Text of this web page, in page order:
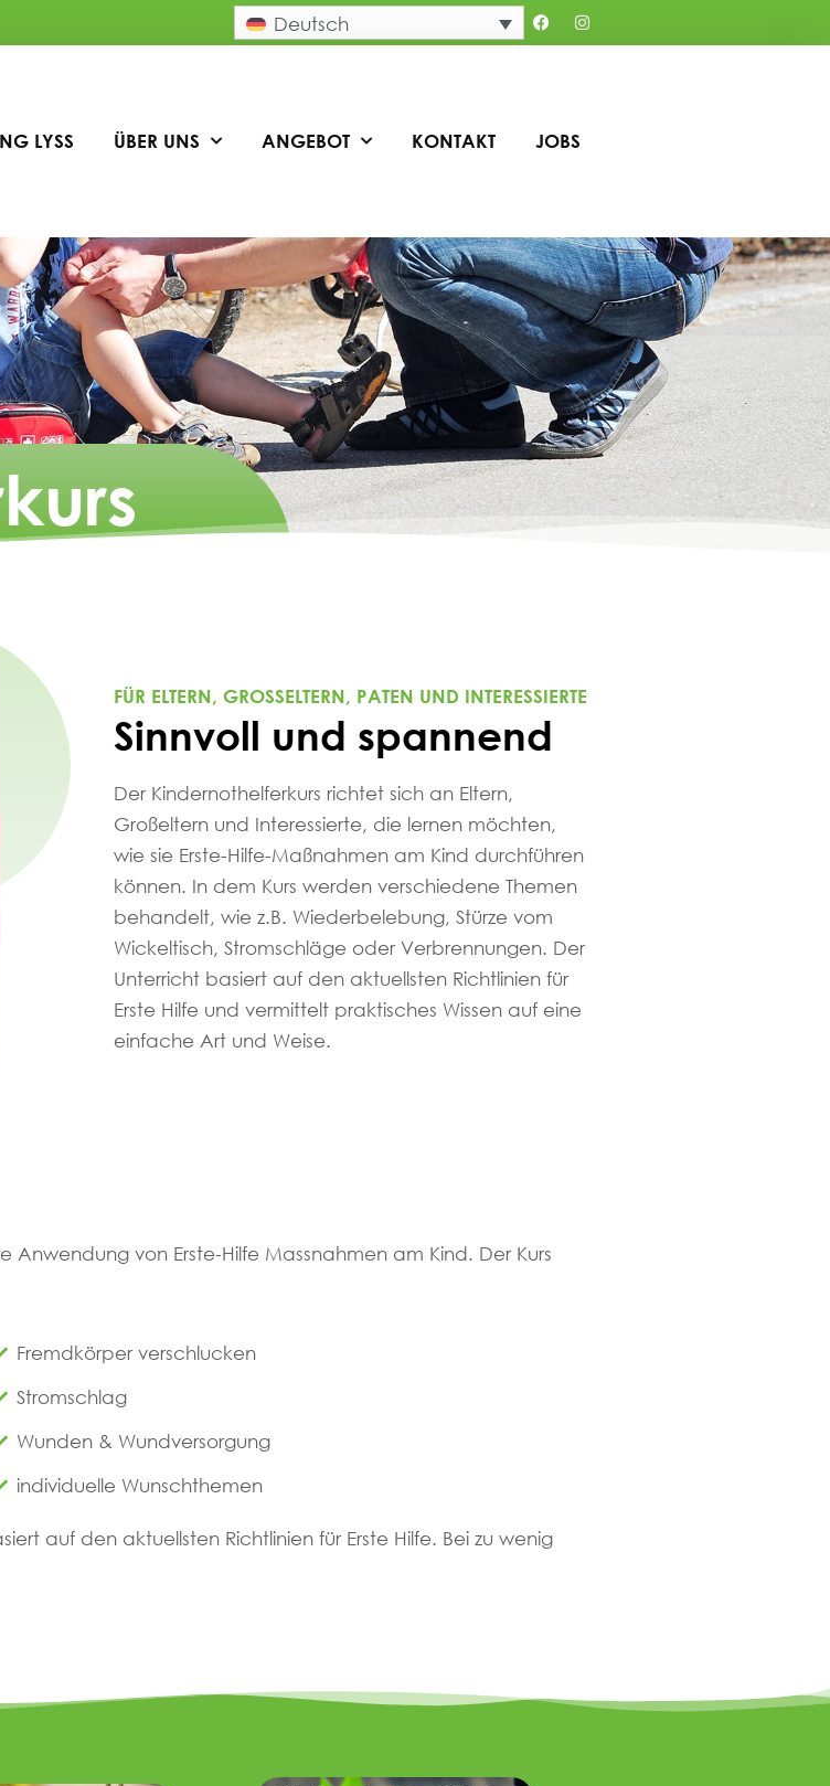
Deutsch
LYSS ÜBER UNS ANGEBOT KONTAKT JOBS
FÜR ELTERN, GROSSELTERN, PATEN UND INTERESSIERTE
Sinnvoll und spannend
Der Kindernothelferkurs richtet sich an Eltern,
Großeltern und Interessierte, die lernen möchten,
wie sie Erste-Hilfe-Maßnahmen am Kind durchführen
können. In dem Kurs werden verschiedene Themen
behandelt, wie z.B. Wiederbelebung, Stürze vom
Wickeltisch, Stromschläge oder Verbrennungen. Der
Unterricht basiert auf den aktuellsten Richtlinien für
Erste Hilfe und vermittelt praktisches Wissen auf eine
einfache Art und Weise.
von Erste-Hilfe Massnahmen am Kind. Der Kurs
Fremdkörper verschlucken
Stromschlag
Wunden & Wundversorgung
individuelle Wunschthemen
auf den aktuellsten Richtlinien für Erste Hilfe. Bei zu wenig